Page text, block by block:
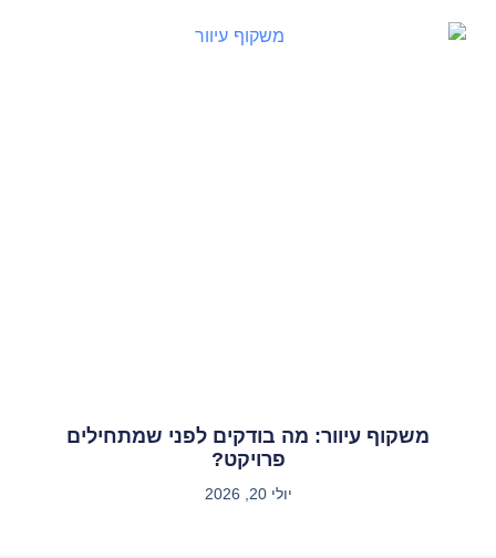
משקוף עיוור: מה בודקים לפני שמתחילים
פרויקט?
יולי 20, 2026